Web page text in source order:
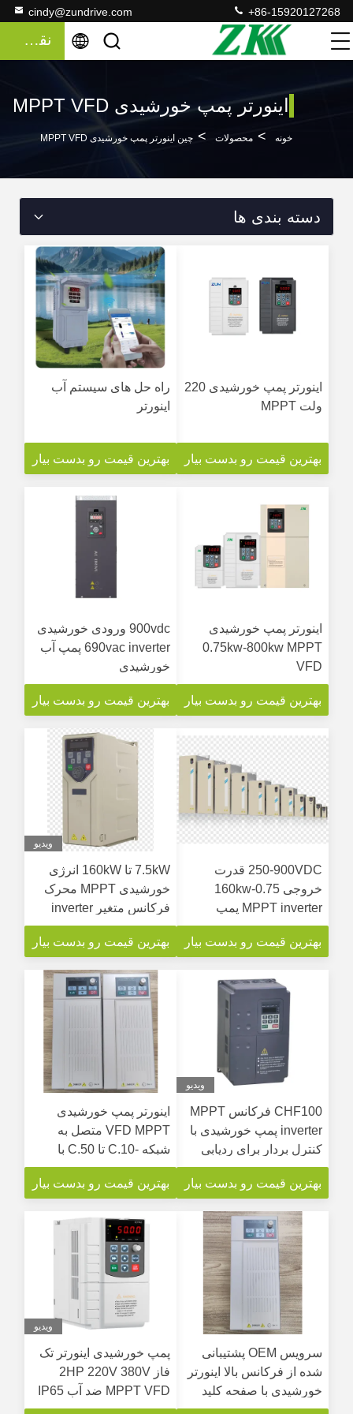
cindy@zundrive.com +86-15920127268
نقل قول
اینورتر پمپ خورشیدی MPPT VFD
خونه > محصولات > چین اینورتر پمپ خورشیدی MPPT VFD
دسته بندی ها
اینورتر پمپ خورشیدی 220
ولت MPPT
بهترین قیمت رو بدست بیار
راه حل های سیستم آب
اینورتر
بهترین قیمت رو بدست بیار
اینورتر پمپ خورشیدی
0.75kw-800kw MPPT
VFD
بهترین قیمت رو بدست بیار
900vdc ورودی خورشیدی
690vac inverter پمپ آب
خورشیدی
بهترین قیمت رو بدست بیار
250-900VDC قدرت
خروجی 0.75-160kw
MPPT inverter پمپ
خورشیدی هیبریدی
بهترین قیمت رو بدست بیار
ویدیو
7.5kW تا 160kW انرژی
خورشیدی MPPT محرک
فرکانس متغیر inverter
پمپ خورشیدی
بهترین قیمت رو بدست بیار
ویدیو
CHF100 فرکانس MPPT
inverter پمپ خورشیدی با
کنترل بردار برای ردیابی
حداکثر قدرت
بهترین قیمت رو بدست بیار
اینورتر پمپ خورشیدی
VFD MPPT متصل به
شبکه -10.C تا 50.C با
محدوده قدرت 0.75-
500kw
بهترین قیمت رو بدست بیار
سرویس OEM پشتیبانی
شده از فرکانس بالا اینورتر
خورشیدی با صفحه کلید
LED / LCD
ویدیو
پمپ خورشیدی اینورتر تک
فاز 2HP 220V 380V
MPPT VFD ضد آب IP65